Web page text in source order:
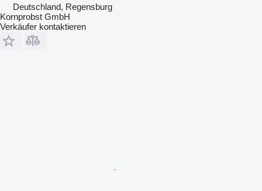
Deutschland, Regensburg
Kornprobst GmbH
Verkäufer kontaktieren